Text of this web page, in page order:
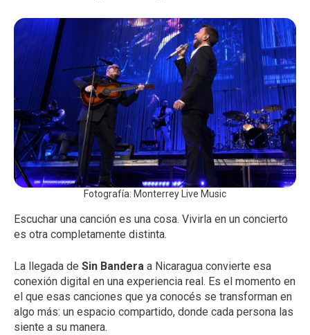
Fotografía: Monterrey Live Music
Escuchar una canción es una cosa. Vivirla en un concierto
es otra completamente distinta.
La llegada de Sin Bandera a Nicaragua convierte esa
conexión digital en una experiencia real. Es el momento en
el que esas canciones que ya conocés se transforman en
algo más: un espacio compartido, donde cada persona las
siente a su manera.